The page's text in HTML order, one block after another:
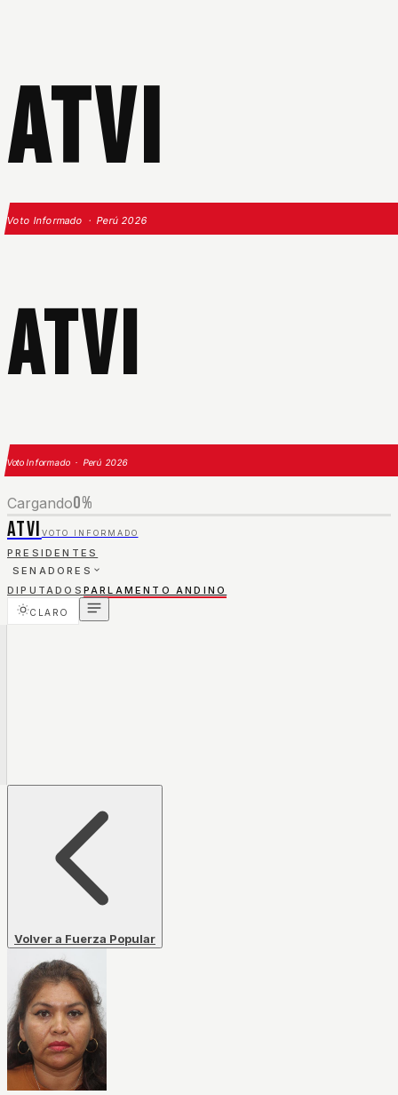
ATVI
Voto Informado · Perú 2026
ATVI
Voto Informado · Perú 2026
Cargando0%
ATVI VOTO INFORMADO
PRESIDENTES
SENADORES
DIPUTADOS PARLAMENTO ANDINO
CLARO
Volver a Fuerza Popular